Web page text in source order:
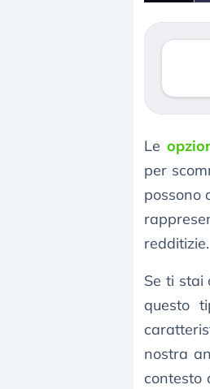
Le
per
possono
redditizie.
Se ti stai
questo
nostra
contesto